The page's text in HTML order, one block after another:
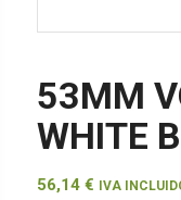
53MM
WHITE
56,14 € IVA